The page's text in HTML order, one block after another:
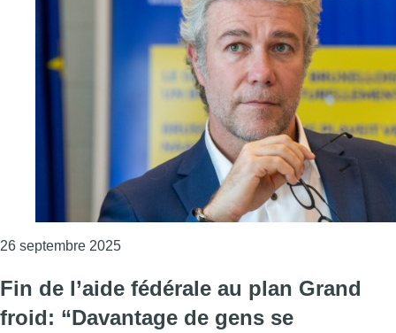
26 septembre 2025Consulter l'article "Après la suppression
Fin de l’aide fédérale au plan Grand
froid: “Davantage de gens se